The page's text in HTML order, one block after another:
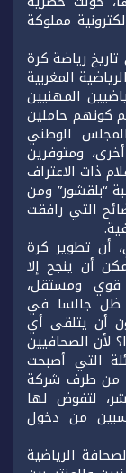
مملوكة
رياضة كرة
المغربية
المهنيين
كونهم حاملين
الوطني
ومتوفرين
ذات الاعتراف
“بلقشور” ومن
التي رافقت
أن تطوير كرة
أن ينجح إلا
قوي ومستقل،
ظل جالسا في
أن يتلقى أي
لأن الصحافيين
التي أصبحت
من طرف شركة
لتفوض لها
من دخول
الرياضية